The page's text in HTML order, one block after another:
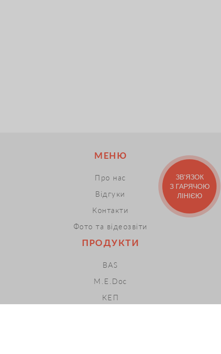
МЕНЮ
Про нас
Відгуки
Контакти
Фото та відеозвіти
ПРОДУКТИ
BAS
M.E.Doc
КЕП
ЗВ'ЯЗОК
З ГАРЯЧОЮ
ЛІНІЄЮ